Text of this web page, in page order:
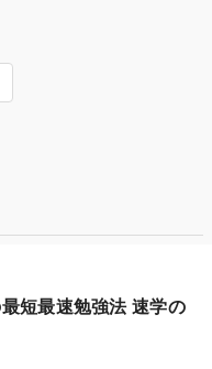
短最速勉強法 速学の